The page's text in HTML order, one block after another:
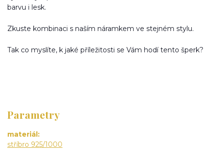
barvu i lesk.
Zkuste kombinaci s naším náramkem ve stejném stylu.
Tak co myslíte, k jaké příležitosti se Vám hodí tento šperk?
Parametry
materiál
stříbro 925/1000